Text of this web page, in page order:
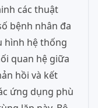
các thuật
bệnh nhân đa
hình hệ thống
quan hệ giữa
hồi và kết
ứng dụng phù